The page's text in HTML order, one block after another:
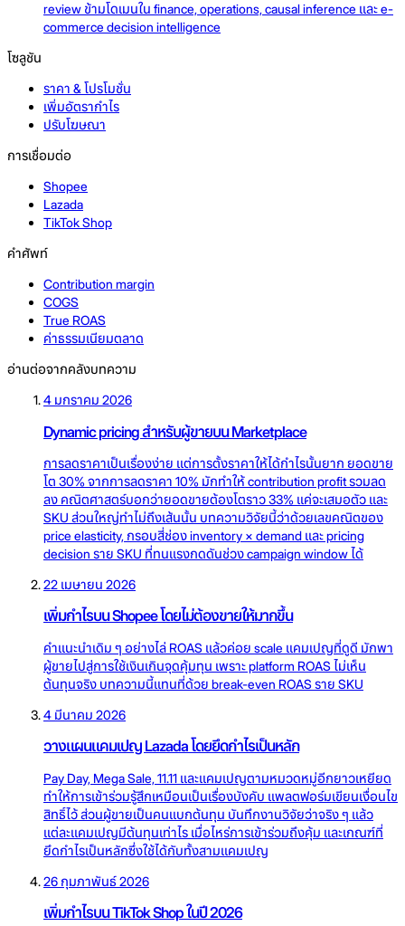
review ข้ามโดเมนใน finance, operations, causal inference และ e-
commerce decision intelligence
โซลูชัน
ราคา & โปรโมชั่น
เพิ่มอัตรากำไร
ปรับโฆษณา
การเชื่อมต่อ
Shopee
Lazada
TikTok Shop
คำศัพท์
Contribution margin
COGS
True ROAS
ค่าธรรมเนียมตลาด
อ่านต่อจากคลังบทความ
4 มกราคม 2026
Dynamic pricing สำหรับผู้ขายบน Marketplace
การลดราคาเป็นเรื่องง่าย แต่การตั้งราคาให้ได้กำไรนั้นยาก ยอดขาย
โต 30% จากการลดราคา 10% มักทำให้ contribution profit รวมลด
ลง คณิตศาสตร์บอกว่ายอดขายต้องโตราว 33% แค่จะเสมอตัว และ
SKU ส่วนใหญ่ทำไม่ถึงเส้นนั้น บทความวิจัยนี้ว่าด้วยเลขคณิตของ
price elasticity, กรอบสี่ช่อง inventory × demand และ pricing
decision ราย SKU ที่ทนแรงกดดันช่วง campaign window ได้
22 เมษายน 2026
เพิ่มกำไรบน Shopee โดยไม่ต้องขายให้มากขึ้น
คำแนะนำเดิม ๆ อย่างไล่ ROAS แล้วค่อย scale แคมเปญที่ดูดี มักพา
ผู้ขายไปสู่การใช้เงินเกินจุดคุ้มทุน เพราะ platform ROAS ไม่เห็น
ต้นทุนจริง บทความนี้แทนที่ด้วย break-even ROAS ราย SKU
4 มีนาคม 2026
วางแผนแคมเปญ Lazada โดยยึดกำไรเป็นหลัก
Pay Day, Mega Sale, 11.11 และแคมเปญตามหมวดหมู่อีกยาวเหยียด
ทำให้การเข้าร่วมรู้สึกเหมือนเป็นเรื่องบังคับ แพลตฟอร์มเขียนเงื่อนไข
สิทธิ์ไว้ ส่วนผู้ขายเป็นคนแบกต้นทุน บันทึกงานวิจัยว่าจริง ๆ แล้ว
แต่ละแคมเปญมีต้นทุนเท่าไร เมื่อไหร่การเข้าร่วมถึงคุ้ม และเกณฑ์ที่
ยึดกำไรเป็นหลักซึ่งใช้ได้กับทั้งสามแคมเปญ
26 กุมภาพันธ์ 2026
เพิ่มกำไรบน TikTok Shop ในปี 2026